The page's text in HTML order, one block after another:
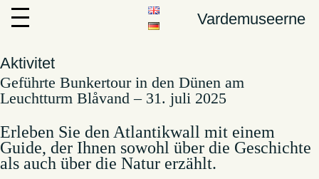
Vardemuseerne
Aktivitet
Geführte Bunkertour in den Dünen am
Leuchtturm Blåvand – 31. juli 2025
Erleben Sie den Atlantikwall mit einem
Guide, der Ihnen sowohl über die Geschichte
als auch über die Natur erzählt.